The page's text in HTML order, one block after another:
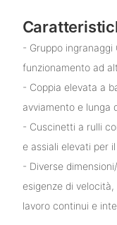
- Gruppo
funzionamento ad
- Coppia elevata a
avviamento e lunga
- Cuscinetti a rulli
e assiali elevati per
- Diverse
esigenze di
lavoro continui e